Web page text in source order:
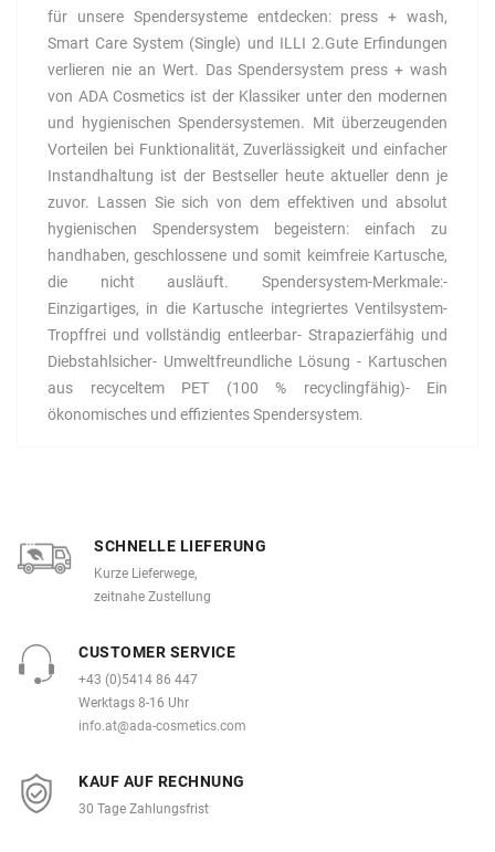
für unsere Spendersysteme entdecken: press + wash,
Smart Care System (Single) und ILLI 2.Gute Erfindungen
verlieren nie an Wert. Das Spendersystem press + wash
von ADA Cosmetics ist der Klassiker unter den modernen
und hygienischen Spendersystemen. Mit überzeugenden
Vorteilen bei Funktionalität, Zuverlässigkeit und einfacher
Instandhaltung ist der Bestseller heute aktueller denn je
zuvor. Lassen Sie sich von dem effektiven und absolut
hygienischen Spendersystem begeistern: einfach zu
handhaben, geschlossene und somit keimfreie Kartusche,
die nicht ausläuft. Spendersystem-Merkmale:-
Einzigartiges, in die Kartusche integriertes Ventilsystem-
Tropffrei und vollständig entleerbar- Strapazierfähig und
Diebstahlsicher- Umweltfreundliche Lösung - Kartuschen
aus recyceltem PET (100 % recyclingfähig)- Ein
ökonomisches und effizientes Spendersystem.
SCHNELLE LIEFERUNG
Kurze Lieferwege,
zeitnahe Zustellung
CUSTOMER SERVICE
+43 (0)5414 86 447
Werktags 8-16 Uhr
info.at@ada-cosmetics.com
KAUF AUF RECHNUNG
30 Tage Zahlungsfrist